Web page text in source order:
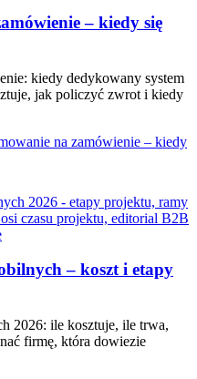
– kiedy się
kiedy dedykowany system
jak policzyć zwrot i kiedy
na zamówienie – kiedy
– koszt i etapy
2026: ile kosztuje, ile trwa,
firmę, która dowiezie